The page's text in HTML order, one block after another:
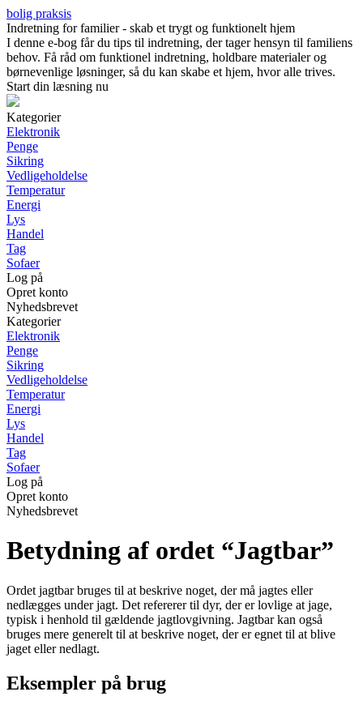
bolig praksis
Indretning for familier - skab et trygt og funktionelt hjem
I denne e-bog får du tips til indretning, der tager hensyn til familiens
behov. Få råd om funktionel indretning, holdbare materialer og
børnevenlige løsninger, så du kan skabe et hjem, hvor alle trives.
Start din læsning nu
Kategorier
Elektronik
Penge
Sikring
Vedligeholdelse
Temperatur
Energi
Lys
Handel
Tag
Sofaer
Log på
Opret konto
Nyhedsbrevet
Kategorier
Elektronik
Penge
Sikring
Vedligeholdelse
Temperatur
Energi
Lys
Handel
Tag
Sofaer
Log på
Opret konto
Nyhedsbrevet
Betydning af ordet “Jagtbar”
Ordet jagtbar bruges til at beskrive noget, der må jagtes eller
nedlægges under jagt. Det refererer til dyr, der er lovlige at jage,
typisk i henhold til gældende jagtlovgivning. Jagtbar kan også
bruges mere generelt til at beskrive noget, der er egnet til at blive
jaget eller nedlagt.
Eksempler på brug